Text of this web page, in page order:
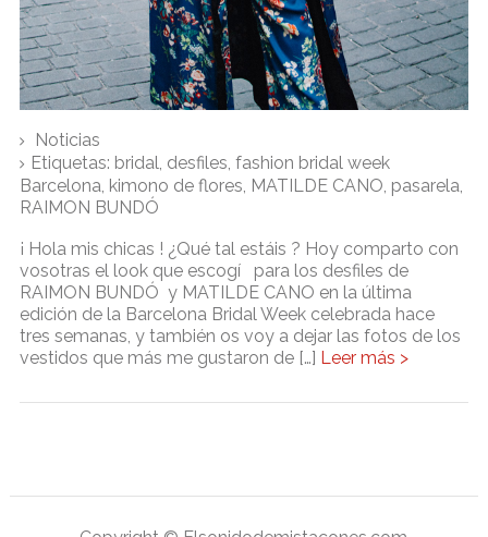
Noticias
Etiquetas: bridal, desfiles, fashion bridal week
Barcelona, kimono de flores, MATILDE CANO, pasarela,
RAIMON BUNDÓ
¡ Hola mis chicas ! ¿Qué tal estáis ? Hoy comparto con
vosotras el look que escogí para los desfiles de
RAIMON BUNDÓ y MATILDE CANO en la última
edición de la Barcelona Bridal Week celebrada hace
tres semanas, y también os voy a dejar las fotos de los
vestidos que más me gustaron de […] Leer más >